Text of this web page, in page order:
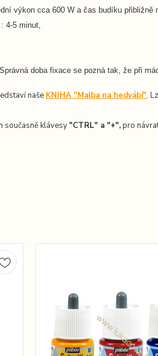
výkon cca 600 W a čas budíku přibližně
4-5 minut,
doba fixace se pozná tak, že při
naše KNIHA "Malba na hedvábí".
současně klávesy"CTRL" a "+",pro